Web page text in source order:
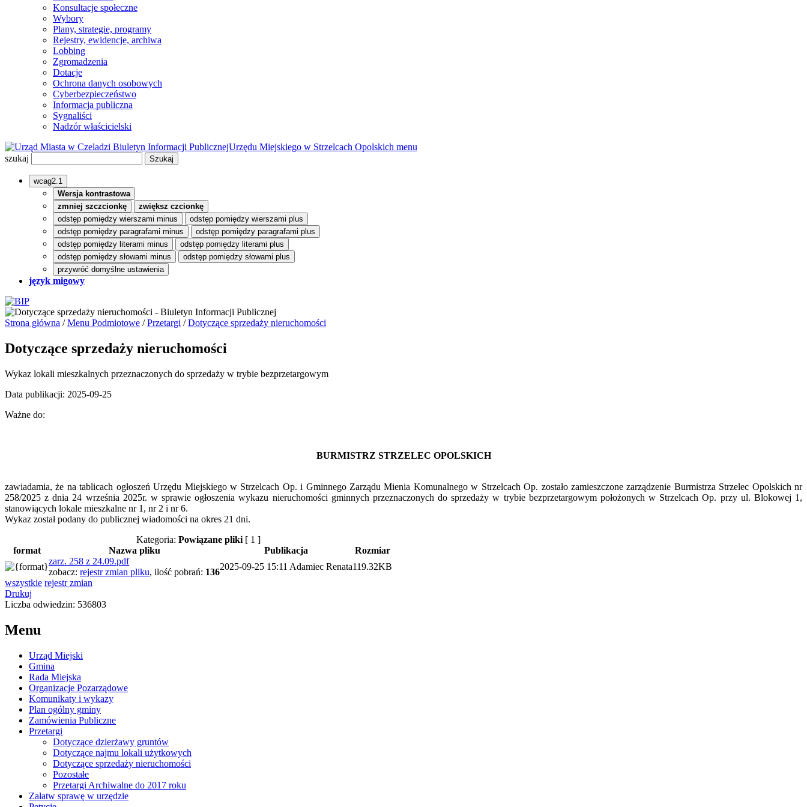
Konsultacje społeczne
Wybory
Plany, strategie, programy
Rejestry, ewidencje, archiwa
Lobbing
Zgromadzenia
Dotacje
Ochrona danych osobowych
Cyberbezpieczeństwo
Informacja publiczna
Sygnaliści
Nadzór właścicielski
Biuletyn Informacji PublicznejUrzędu Miejskiego w Strzelcach Opolskich menu
szukaj
wcag2.1
Wersja kontrastowa
zmniej szczcionkę
zwiększ czcionkę
odstęp pomiędzy wierszami minus
odstęp pomiędzy wierszami plus
odstęp pomiędzy paragrafami minus
odstęp pomiędzy paragrafami plus
odstęp pomiędzy literami minus
odstęp pomiędzy literami plus
odstęp pomiędzy słowami minus
odstęp pomiędzy słowami plus
przywróć domyślne ustawienia
język migowy
Strona główna /Menu Podmiotowe /Przetargi /Dotyczące sprzedaży nieruchomości
Dotyczące sprzedaży nieruchomości
Wykaz lokali mieszkalnych przeznaczonych do sprzedaży w trybie bezprzetargowym
Data publikacji: 2025-09-25
Ważne do:
BURMISTRZ STRZELEC OPOLSKICH
zawiadamia, że na tablicach ogłoszeń Urzędu Miejskiego w Strzelcach Op. i Gminnego Zarządu Mienia Komunalnego w Strzelcach Op. zostało zamieszczone zarządzenie Burmistrza Strzelec Opolskich nr
258/2025 z dnia 24 września 2025r. w sprawie ogłoszenia wykazu nieruchomości gminnych przeznaczonych do sprzedaży w trybie bezprzetargowym położonych w Strzelcach Op. przy ul. Blokowej 1,
stanowiących lokale mieszkalne nr 1, nr 2 i nr 6.
Wykaz został podany do publicznej wiadomości na okres 21 dni.
Kategoria: Powiązane pliki [ 1 ]
format
Nazwa pliku Publikacja
Rozmiar
zarz. 258 z 24.09.pdf
zobacz: rejestr zmian pliku, ilość pobrań: 136
2025-09-25 15:11 Adamiec Renata119.32KB
wszystkie rejestr zmian
Drukuj
Liczba odwiedzin: 536803
Menu
Urząd Miejski
Gmina
Rada Miejska
Organizacje Pozarządowe
Komunikaty i wykazy
Plan ogólny gminy
Zamówienia Publiczne
Przetargi
Dotyczące dzierżawy gruntów
Dotyczące najmu lokali użytkowych
Dotyczące sprzedaży nieruchomości
Pozostałe
Przetargi Archiwalne do 2017 roku
Załatw sprawę w urzędzie